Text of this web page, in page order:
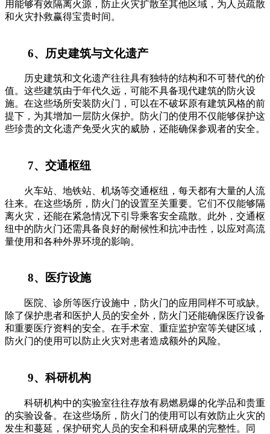
用能够有效隔离火源，防止火灾扩散至其他区域，为人员疏散
和火灾扑救赢得宝贵时间。
6、历史建筑与文化遗产
历史建筑和文化遗产往往具有独特的结构和不可替代的价
值。这些建筑由于年代久远，可能不具备现代建筑的防火设
施。在这些场所安装防火门，可以在不破坏原有建筑风格的前
提下，为其增加一层防火保护。防火门的使用不仅能够保护这
些珍贵的文化遗产免受火灾的威胁，还能确保参观者的安全。
7、交通枢纽
火车站、地铁站、机场等交通枢纽，每天都有大量的人流
往来。在这些场所，防火门的设置至关重要。它们不仅能够隔
离火灾，还能在紧急情况下引导乘客安全疏散。此外，交通枢
纽中的防火门还需具备良好的耐候性和抗冲击性，以应对高流
量使用和各种外界环境的影响。
8、医疗设施
医院、诊所等医疗设施中，防火门的应用同样不可或缺。
除了保护患者和医护人员的安全外，防火门还能确保医疗设备
和重要医疗资料的安全。在手术室、重症监护室等关键区域，
防火门的使用可以防止火灾对患者造成额外的风险。
9、科研机构
科研机构中的实验室往往存放有易燃易爆的化学品和贵重
的实验设备。在这些场所，防火门的使用可以有效防止火灾的
发生和蔓延，保护研究人员的安全和科研成果的完整性。同